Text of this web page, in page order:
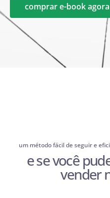
comprar e-book agora
um método fácil de seguir e
e se você
vender